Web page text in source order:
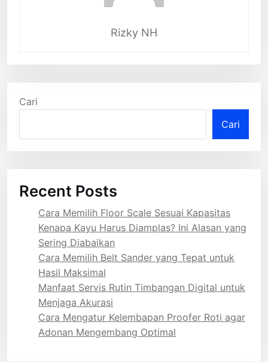
Rizky NH
Cari
Cari
Recent Posts
Cara Memilih Floor Scale Sesuai Kapasitas
Kenapa Kayu Harus Diamplas? Ini Alasan yang
Sering Diabaikan
Cara Memilih Belt Sander yang Tepat untuk
Hasil Maksimal
Manfaat Servis Rutin Timbangan Digital untuk
Menjaga Akurasi
Cara Mengatur Kelembapan Proofer Roti agar
Adonan Mengembang Optimal